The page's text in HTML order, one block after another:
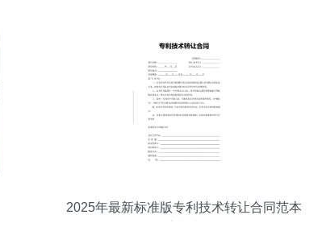
2025年最新标准版专利技术转让合同范本